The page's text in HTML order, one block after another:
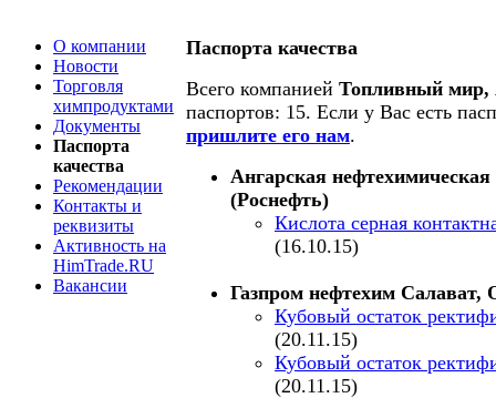
О компании
Новости
Торговля
химпродуктами
Документы
Паспорта
качества
Рекомендации
Контакты и
реквизиты
Активность на
HimTrade.RU
Вакансии
Паспорта качества
Всего компанией Топливный
паспортов: 15. Если у Вас есть
пришлите его нам.
Ангарская
(Роснефть)
Кислота серная
(16.10.15)
Газпром нефтехим
Кубовый остаток
(20.11.15)
Кубовый остаток
(20.11.15)